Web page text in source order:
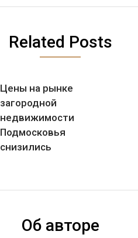
Related Posts
Цены на рынке
загородной
недвижимости
Подмосковья
снизились
Об авторе